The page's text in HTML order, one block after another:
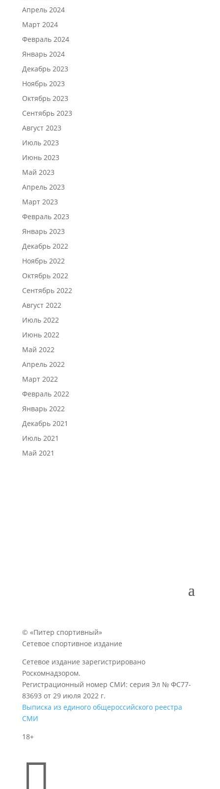
Апрель 2024
Март 2024
Февраль 2024
Январь 2024
Декабрь 2023
Ноябрь 2023
Октябрь 2023
Сентябрь 2023
Август 2023
Июль 2023
Июнь 2023
Май 2023
Апрель 2023
Март 2023
Февраль 2023
Январь 2023
Декабрь 2022
Ноябрь 2022
Октябрь 2022
Сентябрь 2022
Август 2022
Июль 2022
Июнь 2022
Май 2022
Апрель 2022
Март 2022
Февраль 2022
Январь 2022
Декабрь 2021
Июль 2021
Май 2021
© «Питер спортивный»
Сетевое спортивное издание
Сетевое издание зарегистрировано
Роскомнадзором.
Регистрационный номер СМИ: серия Эл № ФС77-
83693 от 29 июля 2022 г.
Выписка из единого общероссийского реестра
СМИ
18+